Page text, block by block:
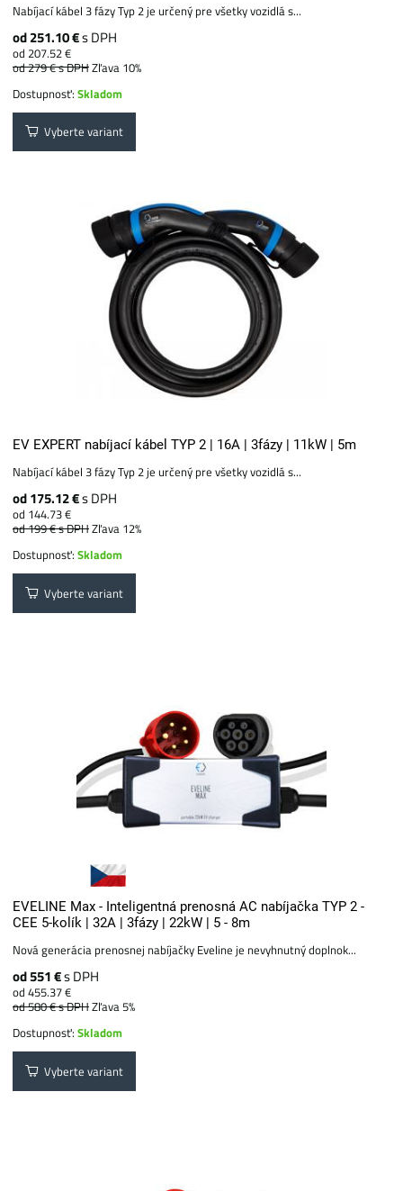
Nabíjací kábel 3 fázy Typ 2 je určený pre všetky vozidlá s...
od 251.10 €s DPH
od 207.52 €
od 279 €s DPHZľava 10%
Dostupnosť:Skladom
Vyberte variant
EV EXPERT nabíjací kábel TYP 2 | 16A | 3fázy | 11kW | 5m
Nabíjací kábel 3 fázy Typ 2 je určený pre všetky vozidlá s...
od 175.12 €s DPH
od 144.73 €
od 199 €s DPHZľava 12%
Dostupnosť:Skladom
Vyberte variant
EVELINE Max - Inteligentná prenosná AC nabíjačka TYP 2 -
CEE 5-kolík | 32A | 3fázy | 22kW | 5 - 8m
Nová generácia prenosnej nabíjačky Eveline je nevyhnutný doplnok...
od 551 €s DPH
od 455.37 €
od 580 €s DPHZľava 5%
Dostupnosť:Skladom
Vyberte variant